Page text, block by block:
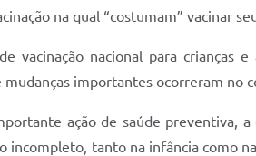
na qual “costumam” vacinar
vacinação nacional para crianças
mudanças importantes ocorreram no
ação de saúde preventiva,
incompleto, tanto na infância como